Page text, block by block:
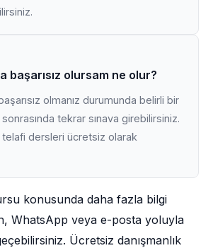
başarısız olursam ne olur?
olmanız durumunda belirli bir
tekrar sınava girebilirsiniz.
dersleri ücretsiz olarak
konusunda daha fazla bilgi
WhatsApp veya e-posta yoluyla
Ücretsiz danışmanlık